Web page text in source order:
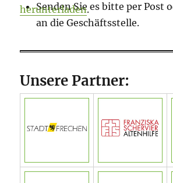
Senden Sie es bitte per Post
an die Geschäftsstelle.
herunterladen.
Unsere Partner: